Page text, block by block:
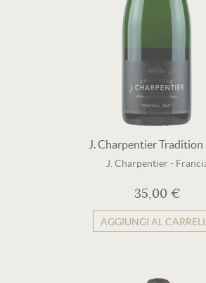
J. Charpentier
J. Charpentier-
35,00 €
AGGIUNGI AL